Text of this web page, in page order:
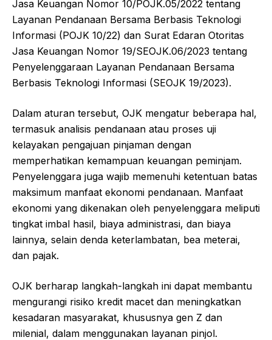
Jasa Keuangan Nomor 10/POJK.05/2022 tentang
Layanan Pendanaan Bersama Berbasis Teknologi
Informasi (POJK 10/22) dan Surat Edaran Otoritas
Jasa Keuangan Nomor 19/SEOJK.06/2023 tentang
Penyelenggaraan Layanan Pendanaan Bersama
Berbasis Teknologi Informasi (SEOJK 19/2023).
Dalam aturan tersebut, OJK mengatur beberapa hal,
termasuk analisis pendanaan atau proses uji
kelayakan pengajuan pinjaman dengan
memperhatikan kemampuan keuangan peminjam.
Penyelenggara juga wajib memenuhi ketentuan batas
maksimum manfaat ekonomi pendanaan. Manfaat
ekonomi yang dikenakan oleh penyelenggara meliputi
tingkat imbal hasil, biaya administrasi, dan biaya
lainnya, selain denda keterlambatan, bea meterai,
dan pajak.
OJK berharap langkah-langkah ini dapat membantu
mengurangi risiko kredit macet dan meningkatkan
kesadaran masyarakat, khususnya gen Z dan
milenial, dalam menggunakan layanan pinjol.